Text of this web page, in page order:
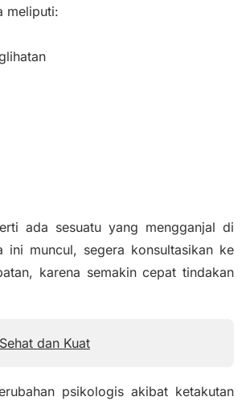
meliputi:
ada sesuatu yang mengganjal di
muncul, segera konsultasikan ke
karena semakin cepat tindakan
dan Kuat
psikologis akibat ketakutan